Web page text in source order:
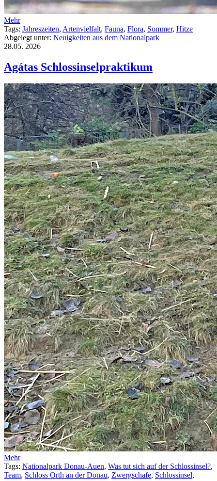
Mehr
Tags: Jahreszeiten, Artenvielfalt, Fauna, Flora, Sommer, Hitze
Abgelegt unter: Neuigkeiten aus dem Nationalpark
28.05. 2026
Agátas Schlossinselpraktikum
Mehr
Tags: Nationalpark Donau-Auen, Was tut sich auf der Schlossinsel?,
Team, Schloss Orth an der Donau, Zwergschafe, Schlossinsel,